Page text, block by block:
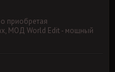
приобретая
МОД World Edit - мощный